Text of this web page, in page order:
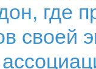
где
своей